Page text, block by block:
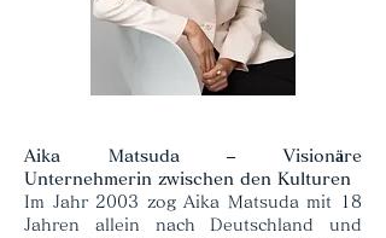
Aika Matsuda – Visionäre
Unternehmerin zwischen den Kulturen
Im Jahr 2003 zog Aika Matsuda mit 18
Jahren allein nach Deutschland und